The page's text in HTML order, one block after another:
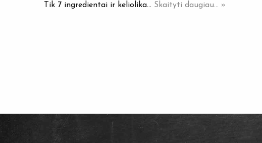
Tik 7 ingredientai ir keliolika… Skaityti daugiau... »